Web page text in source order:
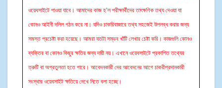
ওয়েবসাইটে পাওয়া যাবে। আমাদের কাজ হ’ল পরীক্ষার্থীদের তাৎক্ষণিক তথ্য দেওয়া যা
কোনও আইনী দলিল গঠন করে না। যদিও চাকরিবাজারে তথ্য সহজেই উপলব্ধ করার জন্য
সমস্ত প্রচেষ্টা করা হয়েছে। আমরা যতটা সম্ভব খাঁটি লেখার চেষ্টা করি। কাজগুলি কোনও
ব্যক্তির বা কোনও কিছুর ক্ষতির জন্য দায়ী নয়। এখানে ওয়েবসাইটে প্রকাশিত তথ্যের
ত্রুটি বা অপ্রতুলতা হতে পারে। আবেদনকারী দের আবেদনের আগে চাকরীপ্রদানকারী
সংস্থার ওয়েবসাইট ক্ষতিয়ে দেখে নিতে বলা হচ্ছে।